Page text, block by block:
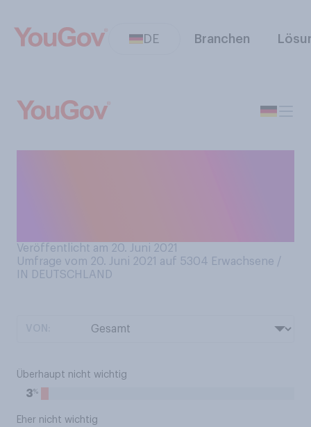
DE Branchen
Veröffentlicht am 20. Juni 2021
Umfrage vom 20. Juni 2021 auf 5304 Erwachsene /
IN DEUTSCHLAND
Überhaupt nicht wichtig
3%
Eher nicht wichtig